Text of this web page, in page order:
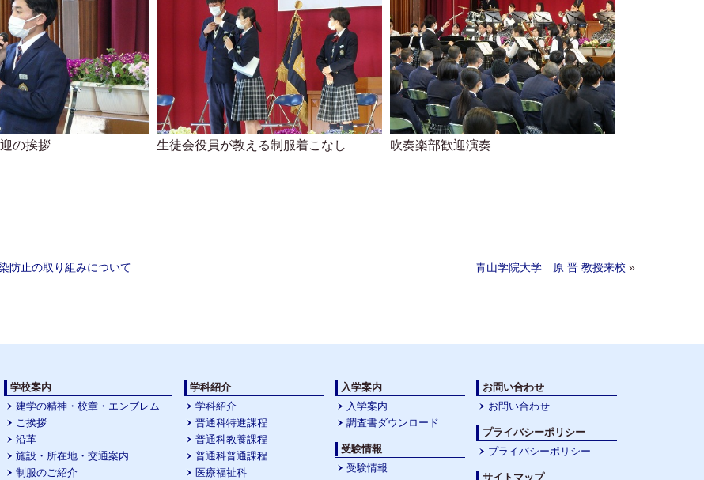
の挨拶 生徒会役員が教える制服着こなし 吹奏楽部歓迎演奏
防止の取り組みについて 青山学院大学 原 晋 教授来校 »
学校案内
建学の精神・校章・エンブレム
ご挨拶
沿革
施設・所在地・交通案内
制服のご紹介
学科紹介
学科紹介
普通科特進課程
普通科教養課程
普通科普通課程
医療福祉科
入学案内
入学案内
調査書ダウンロード
受験情報
受験情報
お問い合わせ
お問い合わせ
プライバシーポリシー
プライバシーポリシー
サイトマップ